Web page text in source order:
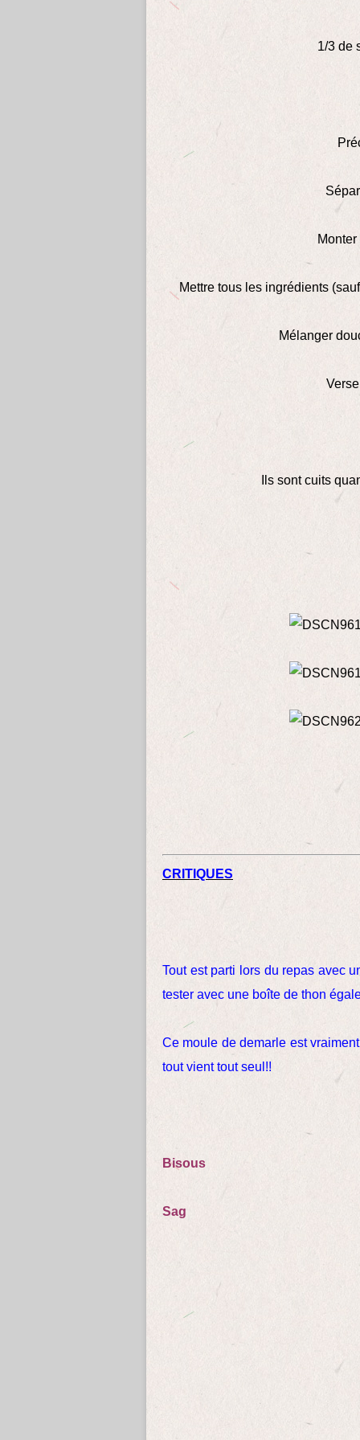
1/3 de
Mettre tous les ingrédients
Mélanger
Ils sont cuits
CRITIQUES
Tout est parti lors du repas avec
tester avec une boîte de thon
Ce moule de demarle est
tout vient tout seul!!
Bisous
Sag